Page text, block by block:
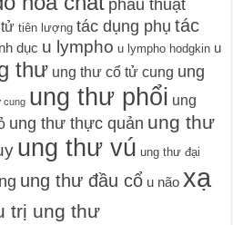
phẫu thuật
tiên lượng tác dụng phụ tác
dục u lympho u lympho hodgkin u
thư ung thư cổ tử cung ung
cung ung thư phổi ung
ung thư thực quản ung thư
ung thư vú ung thư đại
ung thư đầu cổ u não xạ
trị ung thư